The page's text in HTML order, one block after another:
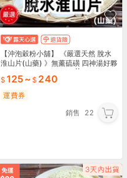
【沖泡穀粉小舖】 《嚴選天然 脫水
淮山片(山藥) 》無薰硫磺 四神湯好夥
包裝||
125~ 240
運費券
銷售
22